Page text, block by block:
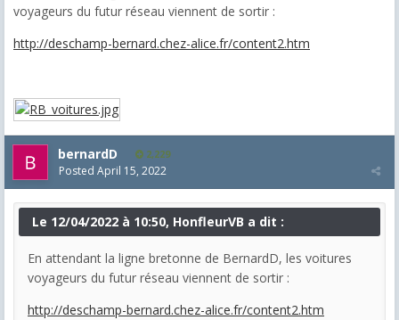
voyageurs du futur réseau viennent de sortir :
http://deschamp-bernard.chez-alice.fr/content2.htm
bernardD 2,229
Posted April 15, 2022
Le 12/04/2022 à 10:50, HonfleurVB a dit :
En attendant la ligne bretonne de BernardD, les voitures
voyageurs du futur réseau viennent de sortir :
http://deschamp-bernard.chez-alice.fr/content2.htm